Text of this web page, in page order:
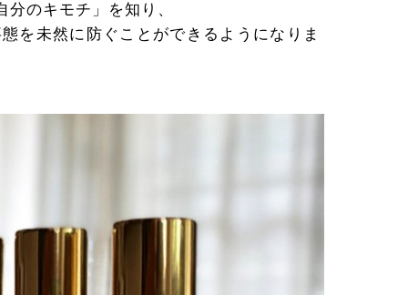
のキモチ」を知り、
を未然に防ぐことができるようになりま